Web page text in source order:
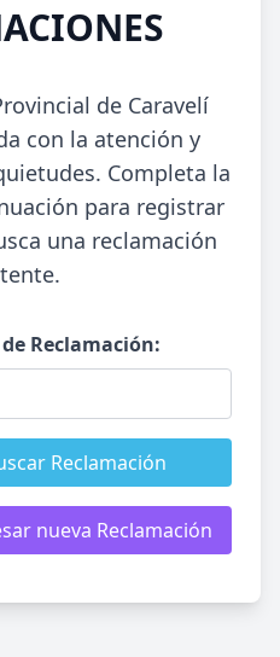
de Caravelí
con la atención y
Completa la
para registrar
una reclamación
Reclamación:
Buscar Reclamación
nueva Reclamación